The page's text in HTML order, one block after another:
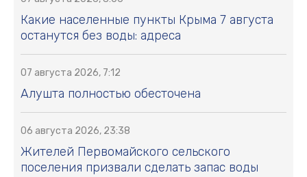
Какие населенные пункты Крыма 7 августа
останутся без воды: адреса
07 августа 2026, 7:12
Алушта полностью обесточена
06 августа 2026, 23:38
Жителей Первомайского сельского
поселения призвали сделать запас воды